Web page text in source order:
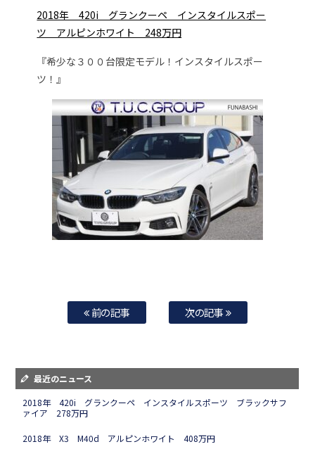
会社概要
2018年 420i グランクーペ インスタイルスポー
ツ アルピンホワイト 248万円
『希少な３００台限定モデル！インスタイルスポー
ツ！』
前の記事 次の記事
最近のニュース
2018年 420i グランクーペ インスタイルスポーツ ブラックサフ
ァイア 278万円
2018年 X3 M40d アルピンホワイト 408万円